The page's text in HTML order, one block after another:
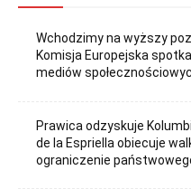
Wchodzimy na wyższy
Komisja Europejska
mediów
Prawica odzyskuje
de la Espriella obiecuje
ograniczenie